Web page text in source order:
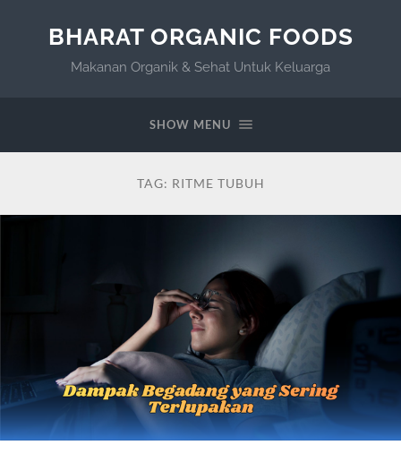
BHARAT ORGANIC FOODS
Makanan Organik & Sehat Untuk Keluarga
SHOW MENU
TAG: RITME TUBUH